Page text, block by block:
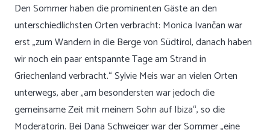
Den Sommer haben die prominenten Gäste an den
unterschiedlichsten Orten verbracht: Monica Ivančan war
erst „zum Wandern in die Berge von Südtirol, danach haben
wir noch ein paar entspannte Tage am Strand in
Griechenland verbracht.“ Sylvie Meis war an vielen Orten
unterwegs, aber „am besondersten war jedoch die
gemeinsame Zeit mit meinem Sohn auf Ibiza“, so die